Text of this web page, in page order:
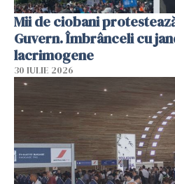
Mii de ciobani
Guvern. Îmbrânceli cu
lacrimogene
30 IULIE 2026